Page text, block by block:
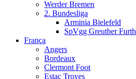
Werder Bremen
2. Bundesliga
Arminia Bielefeld
SpVgg Greuther Furth
França
Angers
Bordeaux
Clermont Foot
Estac Troyes